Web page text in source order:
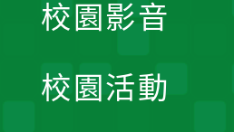
校園影音
校園活動